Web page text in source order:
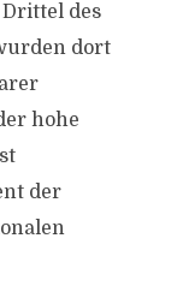
des
dort
hohe
der